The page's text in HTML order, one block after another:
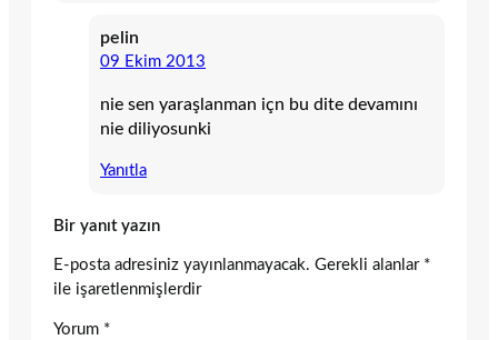
pelin
09 Ekim 2013
nie sen yaraşlanman içn bu dite devamını
nie diliyosunki
Yanıtla
Bir yanıt yazın
E-posta adresiniz yayınlanmayacak. Gerekli alanlar *
ile işaretlenmişlerdir
Yorum *